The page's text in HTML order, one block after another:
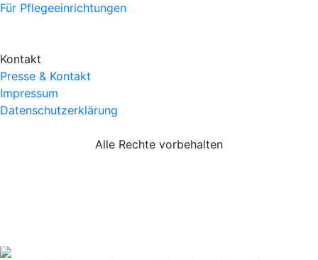
Für Pflegeeinrichtungen
Kontakt
Presse & Kontakt
Impressum
Datenschutzerklärung
Alle Rechte vorbehalten